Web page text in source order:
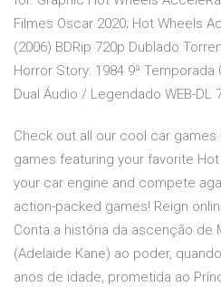
Filmes Oscar 2020; Hot Wheels
(2006) BDRip 720p Dublado
Horror Story: 1984 9ª
Dual Áudio / Legendado WEB-DL
Check out all our cool car
games featuring your favorite
your car engine and compete
action-packed games! Reign
Conta a história da ascenção de
(Adelaide Kane) ao poder,
anos de idade, prometida ao